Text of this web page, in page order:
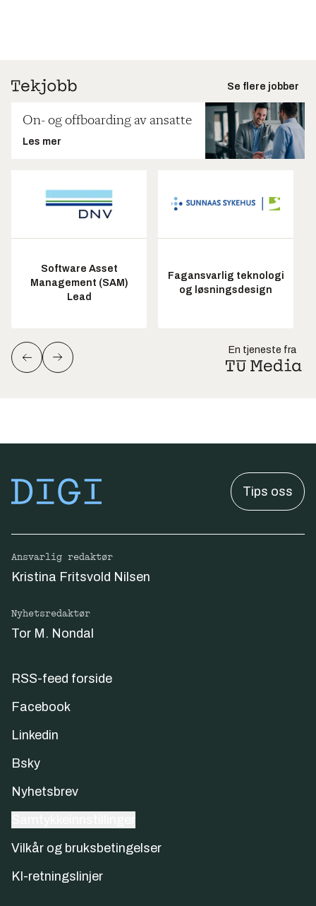
Se flere jobber
On- og offboarding av ansatte
Les mer
Software Asset
Management (SAM)
Lead
Fagansvarlig teknologi
og løsningsdesign
En tjeneste fra
Tips oss
Ansvarlig redaktør
Kristina Fritsvold Nilsen
Nyhetsredaktør
Tor M. Nondal
RSS-feed forside
Facebook
Linkedin
Bsky
Nyhetsbrev
Vilkår og bruksbetingelser
KI-retningslinjer